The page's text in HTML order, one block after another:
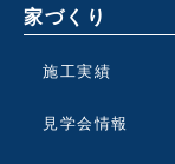
家づくり
施工実績
見学会情報